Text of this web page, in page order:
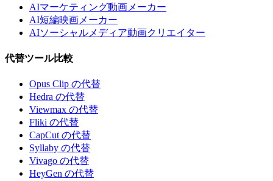
AIマーケティング動画メーカー
AI短編映画メーカー
AIソーシャルメディア動画クリエイター
代替ツール比較
Opus Clip の代替
Hedra の代替
Viewmax の代替
Fliki の代替
CapCut の代替
Syllaby の代替
Vivago の代替
HeyGen の代替